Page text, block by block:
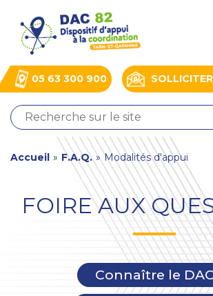
contenu
principal
05 63 300 900
QUI
SOMMES-
?
ACTUALITÉS
You
here
Accueil » F.A.Q. » Modalités d'appui
FOIRE AUX
Connaître le DAC